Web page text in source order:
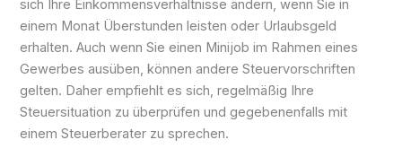
sich Ihre Einkommensverhältnisse ändern, wenn Sie in
einem Monat Überstunden leisten oder Urlaubsgeld
erhalten. Auch wenn Sie einen Minijob im Rahmen eines
Gewerbes ausüben, können andere Steuervorschriften
gelten. Daher empfiehlt es sich, regelmäßig Ihre
Steuersituation zu überprüfen und gegebenenfalls mit
einem Steuerberater zu sprechen.